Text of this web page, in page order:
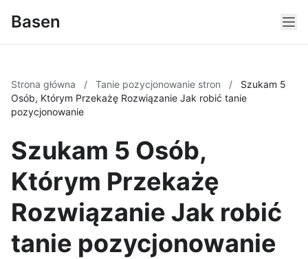
Basen
Strona główna / Tanie pozycjonowanie stron /
Szukam 5
Osób, Którym Przekażę Rozwiązanie Jak robić tanie
pozycjonowanie
Szukam 5 Osób,
Którym Przekażę
Rozwiązanie Jak robić
tanie pozycjonowanie